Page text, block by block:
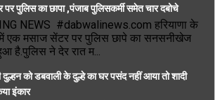
पुलिस का छापा ,पंजाब पुलिसकर्मी समेत चार दबोचे
NEWS #dabwalinews.com हरियाणा के
एक मसाज सेंटर पर पुलिस छापे का सनसनीखेज
है.पुलिस ने देर रात म...
को डबवाली के दुल्हे का घर पसंद नहीं आया तो शादी
इंकार